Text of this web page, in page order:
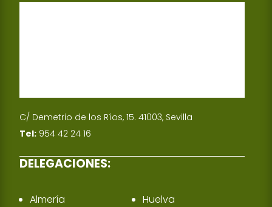
p
I
C/ Demetrio de los Ríos, 15. 41003, Sevilla
Tel: 954 42 24 16
DELEGACIONES:
Almería
Huelva